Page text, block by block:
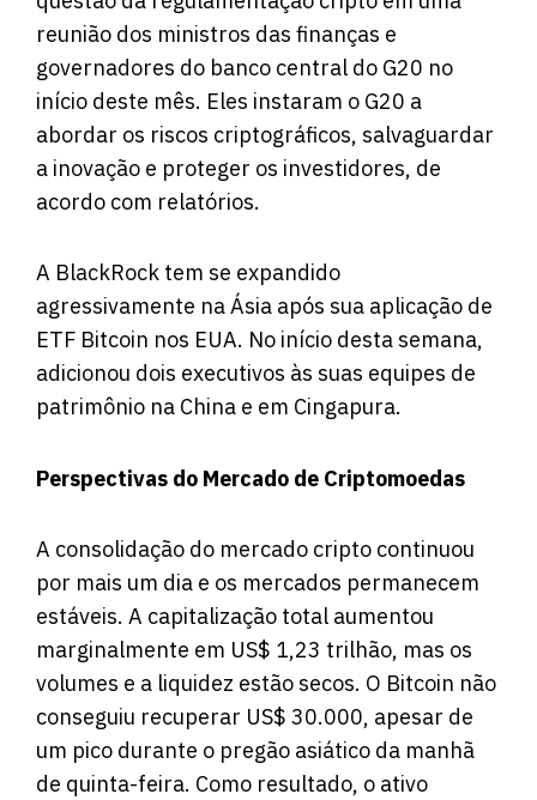
reunião dos ministros das finanças e
governadores do banco central do G20 no
início deste mês. Eles instaram o G20 a
abordar os riscos criptográficos, salvaguardar
a inovação e proteger os investidores, de
acordo com relatórios.
A BlackRock tem se expandido
agressivamente na Ásia após sua aplicação de
ETF Bitcoin nos EUA. No início desta semana,
adicionou dois executivos às suas equipes de
patrimônio na China e em Cingapura.
Perspectivas do Mercado de Criptomoedas
A consolidação do mercado cripto continuou
por mais um dia e os mercados permanecem
estáveis. A capitalização total aumentou
marginalmente em US$ 1,23 trilhão, mas os
volumes e a liquidez estão secos. O Bitcoin não
conseguiu recuperar US$ 30.000, apesar de
um pico durante o pregão asiático da manhã
de quinta-feira. Como resultado, o ativo